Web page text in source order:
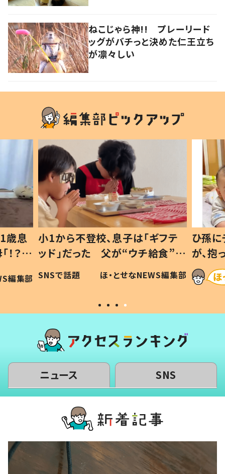
ねこじゃら神!! プレーリード
ッグがバチっと決めた仁王立ち
が凛々しい
歳息
？」
編集部
小1から不登校、息子は「ギフテ
ッド」だった 父が“ウチ給食”を
作り続ける理由とは #令和の親
#令和の子
SNSで話題 ほ・とせなNEWS編集部
ひ孫
が、
「涙が
い」
ニュース SNS